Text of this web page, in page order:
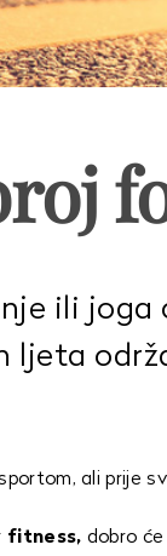
ili joga
ljeta
ali prije
fitness, dobro